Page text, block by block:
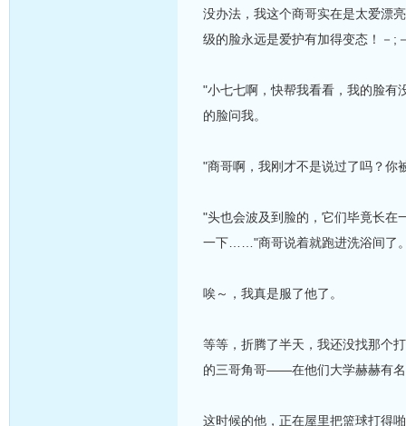
没办法，我这个商哥实在是太爱漂
级的脸永远是爱护有加得变态！－
"小七七啊，快帮我看看，我的脸有
的脸问我。
"商哥啊，我刚才不是说过了吗？你
"头也会波及到脸的，它们毕竟长在
一下……"商哥说着就跑进洗浴间了
唉～，我真是服了他了。
等等，折腾了半天，我还没找那个
的三哥角哥——在他们大学赫赫有
这时候的他，正在屋里把篮球打得